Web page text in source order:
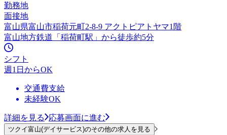
勤務地
面接地
富山県富山市稲荷元町2-8-9 アクトピアトヤマ1階
富山地方鉄道「稲荷町駅」から徒歩約5分
シフト
週1日からOK
交通費支給
未経験OK
詳細を見る 応募画面に進む
ツクイ富山(デイサービス)のその他の求人を見る